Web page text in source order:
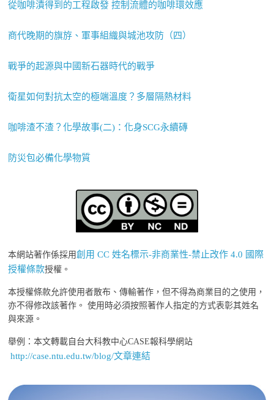
從咖啡漬得到的工程啟發 控制流體的咖啡環效應
商代晚期的旗斿、軍事組織與城池攻防（四）
戰爭的起源與中國新石器時代的戰爭
衛星如何對抗太空的極端溫度？多層隔熱材料
咖啡渣不渣？化學故事(二)：化身SCG永續磚
防災包必備化學物質
本網站著作係採用創用 CC 姓名標示-非商業性-禁止改作 4.0 國際
授權條款授權。
本授權條款允許使用者散布、傳輸著作，但不得為商業目的之使用，
亦不得修改該著作。 使用時必須按照著作人指定的方式表彰其姓名
與來源。
舉例：本文轉載自台大科教中心CASE報科學網站
http://case.ntu.edu.tw/blog/文章連結